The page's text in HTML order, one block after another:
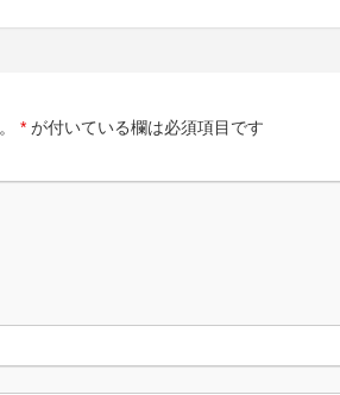
* が付いている欄は必須項目です